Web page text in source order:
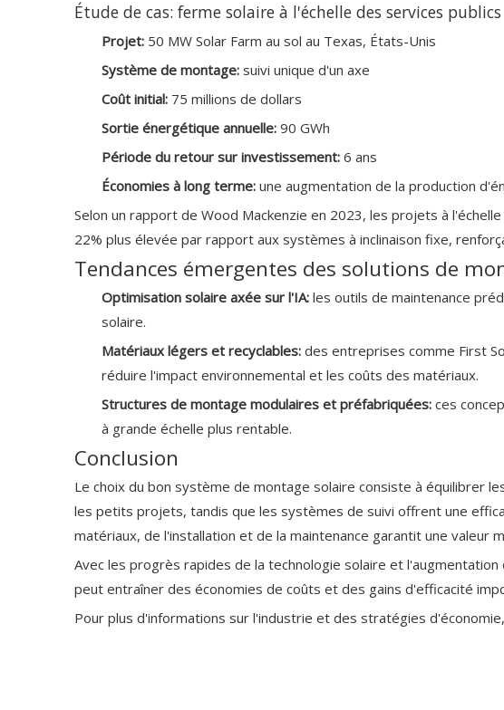
Étude de cas: ferme solaire à l'échelle des services publics
Projet: 50 MW Solar Farm au sol au Texas, États-Unis
Système de montage: suivi unique d'un axe
Coût initial: 75 millions de dollars
Sortie énergétique annuelle: 90 GWh
Période du retour sur investissement: 6 ans
Économies à long terme: une augmentation de la production
Selon un rapport de Wood Mackenzie en 2023, les projets à
22% plus élevée par rapport aux systèmes à inclinaison fixe,
Tendances émergentes des solutions de
Optimisation solaire axée sur l'IA: les outils de maintenance
solaire.
Matériaux légers et recyclables: des entreprises comme First
réduire l'impact environnemental et les coûts des matériaux.
Structures de montage modulaires et préfabriquées: ces
à grande échelle plus rentable.
Conclusion
Le choix du bon système de montage solaire consiste à équilibrer
les petits projets, tandis que les systèmes de suivi offrent une
matériaux, de l'installation et de la maintenance garantit une valeur
Avec les progrès rapides de la technologie solaire et
peut entraîner des économies de coûts et des gains d'efficacité
Pour plus d'informations sur l'industrie et des stratégies